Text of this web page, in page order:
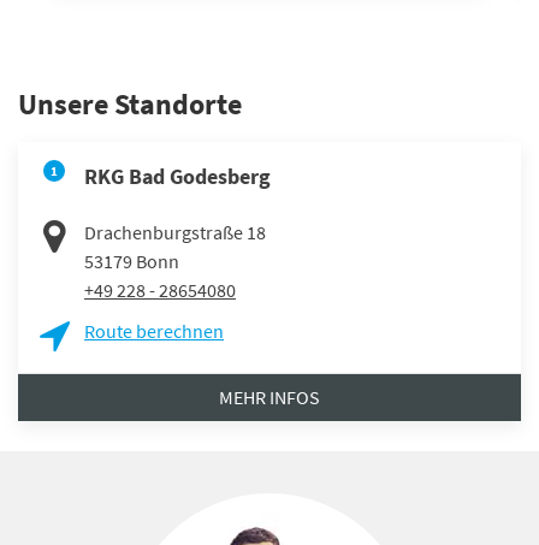
Unsere Standorte
1 RKG Bad Godesberg
Drachenburgstraße 18
53179 Bonn
+49 228 - 28654080
Route berechnen
MEHR INFOS